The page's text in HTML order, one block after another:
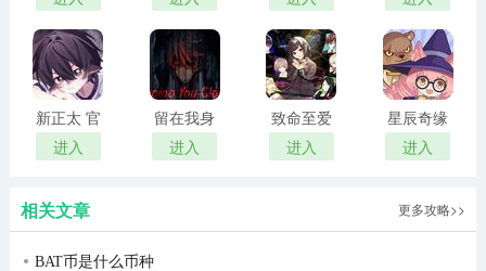
2、优化探险主线任务目标奖励
3、优化悬赏任务体验，增加一键领取功能
4、优化阿拉希战场公会积分展示体验，各据点未进前3公
会自身的积分及排名均可显示
小编点评
风暴奇兵放置类的游戏玩法。收集各种角色组建自己的奇
围了 官方
正版
版
围了 正版
新正太 官
方正版
进入
留在我身
边
进入
致命至爱
汉化版
进入
星辰奇缘
最新版
进入
相关文章 更多攻略>>
BAT币是什么币种